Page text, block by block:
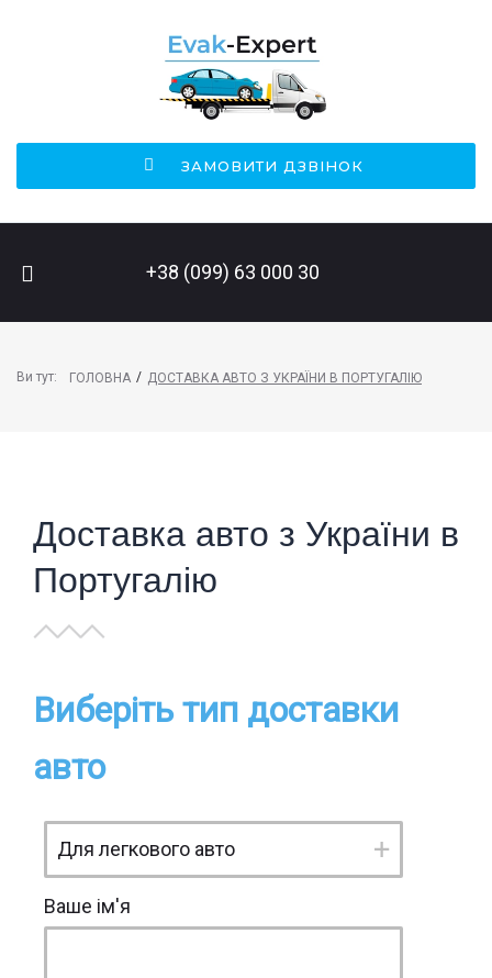
ЗАМОВИТИ ДЗВІНОК
+38 (099) 63 000 30
Ви тут: ГОЛОВНА / ДОСТАВКА АВТО З УКРАЇНИ В ПОРТУГАЛІЮ
Доставка авто з України в
Португалію
Виберіть тип доставки
авто
Ваше ім'я
ПОШУК НА САЙТІ